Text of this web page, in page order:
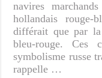
navires
hollandais rouge-
différait que par
bleu-rouge. Ces
symbolisme russe
rappelle …